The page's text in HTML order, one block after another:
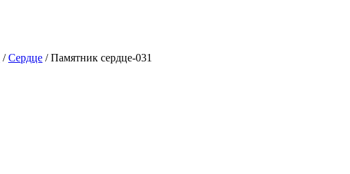
/Сердце / Памятник сердце-031